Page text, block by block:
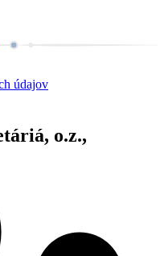
údajov
o.z.,